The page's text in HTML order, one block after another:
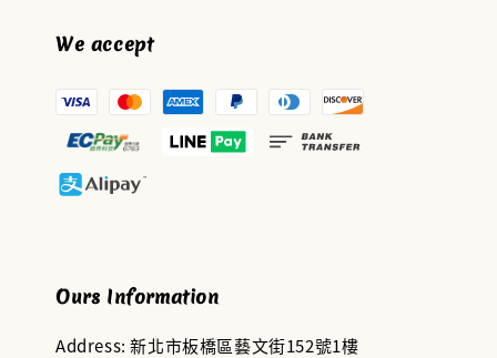
We accept
Ours Information
Address: 新北市板橋區藝文街152號1樓